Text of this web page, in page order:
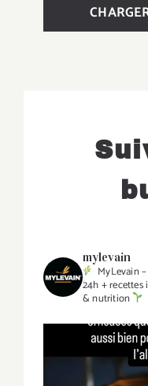
mylevain
MyLevain
24h + recettes
& nutrition